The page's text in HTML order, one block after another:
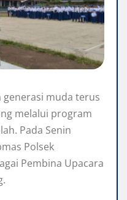
muda terus
melalui program
Pada Senin
Polsek
Pembina Upacara